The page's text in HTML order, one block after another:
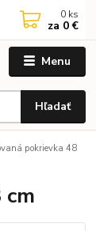
Menu
Hľadať
0 ks
za 0 €
pokrievka 48